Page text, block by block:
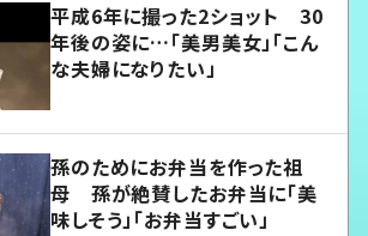
平成6年に撮った2ショット 30
年後の姿に…「美男美女」「こん
な夫婦になりたい」
孫のためにお弁当を作った祖
母 孫が絶賛したお弁当に「美
味しそう」「お弁当すごい」